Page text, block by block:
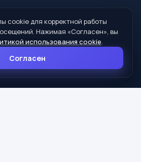
Администрации МО
г. Сухой Лог, ул. Кирова, дом 7
cookie для корректной работы
Нажимая «Согласен», вы
использования cookie.
Согласен